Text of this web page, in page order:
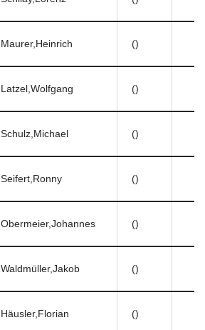
Maurer,Heinrich ()
Latzel,Wolfgang ()
Schulz,Michael ()
Seifert,Ronny ()
Obermeier,Johannes ()
Waldmüller,Jakob ()
Häusler,Florian ()